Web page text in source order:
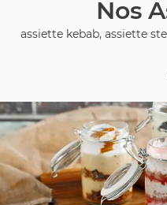
Nos
assiette kebab, assiette